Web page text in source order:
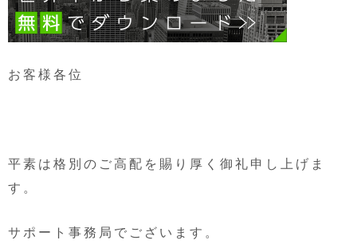
お客様各位
平素は格別のご高配を賜り厚く御礼申し上げま
す。
サポート事務局でございます。